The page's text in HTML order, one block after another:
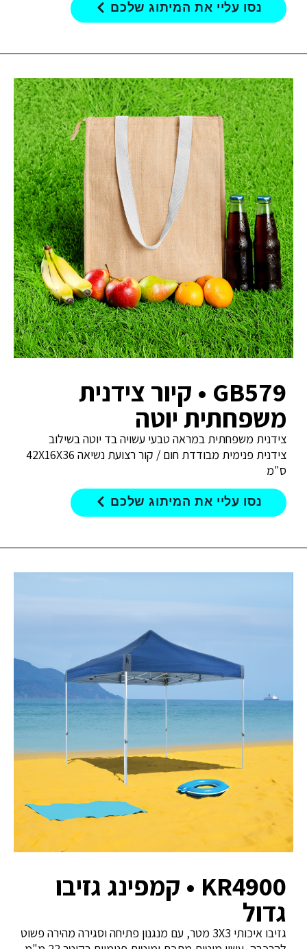
נסו עליי את המיתוג שלכם
GB579 • קיור צידנית
משפחתית יוטה
צידנית משפחתית במראה טבעי עשויה בד יוטה בשילוב
צידנית פנימית מבודדת חום / קור רצועת נשיאה 42X16X36
ס"מ
נסו עליי את המיתוג שלכם
KR4900 • קמפינג גזיבו
גדול
גזיבו איכותי 3X3 מטר, עם מנגנון פתיחה וסגירה מהירה פשוט